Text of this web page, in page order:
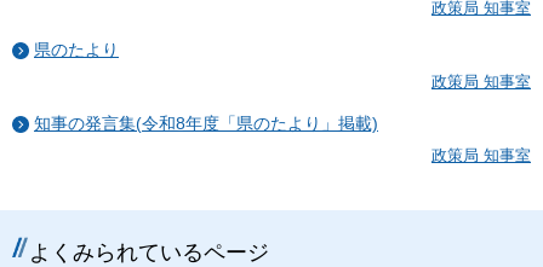
政策局 知事室
県のたより
政策局 知事室
知事の発言集(令和8年度「県のたより」掲載)
政策局 知事室
よくみられているページ